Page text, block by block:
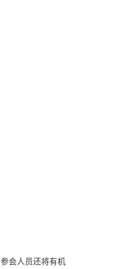
参会人员还将有机